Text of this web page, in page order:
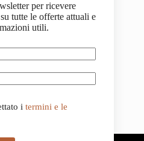
per ricevere
tutte le offerte attuali e
utili.
i termini e le
di contratto